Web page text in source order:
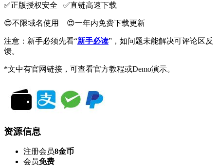
✅️正版授权安全 ✅️直链高速下载
😍不限域名使用 😍一年内免费下载更新
注意：新手必须先看“新手必读”，如问题未能解决可评论区反
馈。
*文中有官网链接，可查看官方教程或Demo演示。
资源信息
注册会员8金币
会员免费